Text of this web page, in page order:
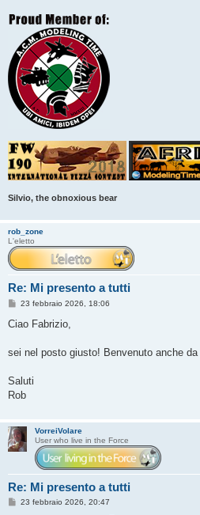
Silvio, the obnoxious bear
rob_zone
L'eletto
Re: Mi presento a tutti
M
s
g
o
23 febbraio 2026, 18:06
Ciao Fabrizio,
sei nel posto giusto! Benvenuto anche
Saluti
Rob
VorreiVolare
User who live in the Force
Re: Mi presento a tutti
M23 febbraio 2026, 20:47